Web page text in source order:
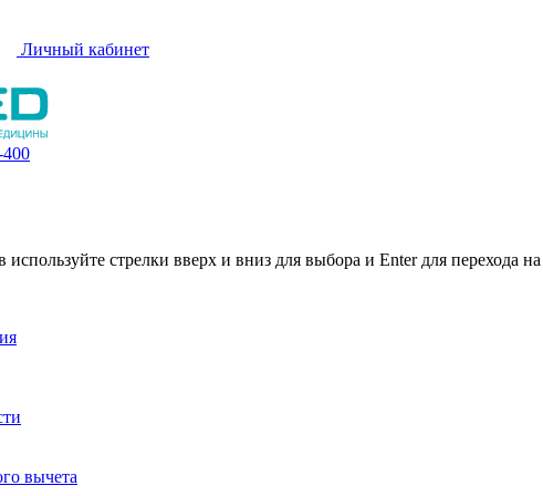
Личный кабинет
используйте стрелки вверх и вниз для выбора и Enter для
вычета